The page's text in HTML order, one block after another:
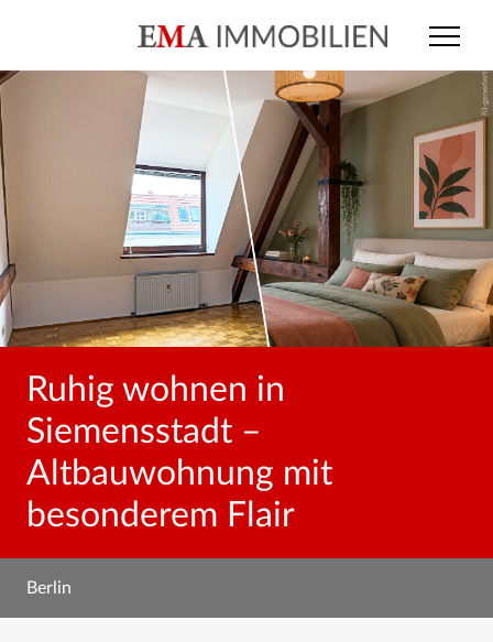
Ruhig wohnen in
Siemensstadt –
Altbauwohnung mit
besonderem Flair
Berlin